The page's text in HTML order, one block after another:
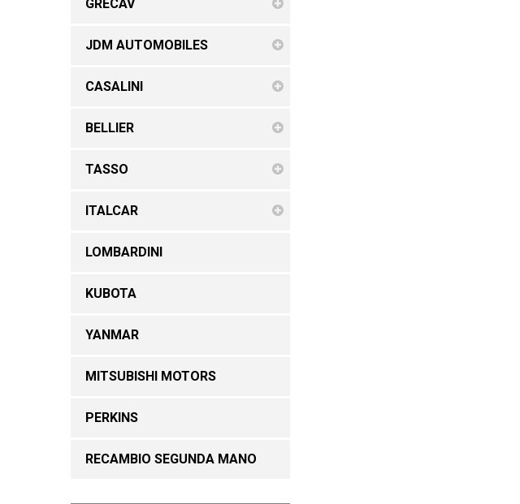
GRECAV
JDM AUTOMOBILES
CASALINI
BELLIER
TASSO
ITALCAR
LOMBARDINI
KUBOTA
YANMAR
MITSUBISHI MOTORS
PERKINS
RECAMBIO SEGUNDA MANO